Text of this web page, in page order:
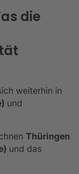
die
weiterhin in
und
Thüringen
und das